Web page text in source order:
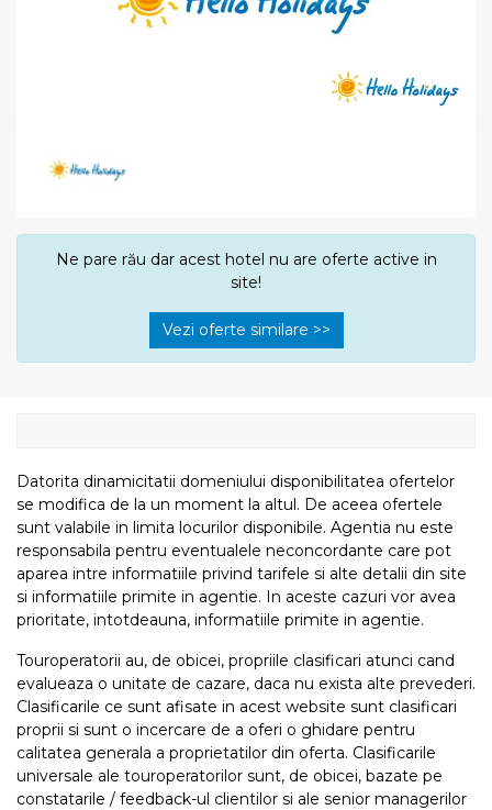
Ne pare rău dar acest hotel nu are oferte active in
site!
Vezi oferte similare >>
Datorita dinamicitatii domeniului disponibilitatea ofertelor
se modifica de la un moment la altul. De aceea ofertele
sunt valabile in limita locurilor disponibile. Agentia nu este
responsabila pentru eventualele neconcordante care pot
aparea intre informatiile privind tarifele si alte detalii din site
si informatiile primite in agentie. In aceste cazuri vor avea
prioritate, intotdeauna, informatiile primite in agentie.
Touroperatorii au, de obicei, propriile clasificari atunci cand
evalueaza o unitate de cazare, daca nu exista alte prevederi.
Clasificarile ce sunt afisate in acest website sunt clasificari
proprii si sunt o incercare de a oferi o ghidare pentru
calitatea generala a proprietatilor din oferta. Clasificarile
universale ale touroperatorilor sunt, de obicei, bazate pe
constatarile / feedback-ul clientilor si ale senior managerilor